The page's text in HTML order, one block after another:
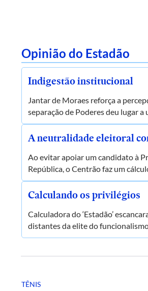
Opinião do Estadão
Indigestão institucional
Jantar de Moraes reforça a
separação de Poderes deu lugar
A neutralidade eleitoral
Ao evitar apoiar um candidato à
República, o Centrão faz um
Calculando os privilégios
Calculadora do ‘Estadão’
distantes da elite do
TÊNIS